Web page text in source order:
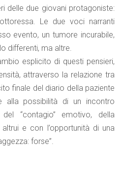
delle due giovani protagoniste:
Le due voci narranti
evento, un tumore incurabile,
differenti, ma altre.
esplicito di questi pensieri,
attraverso la relazione tra
finale del diario della paziente
alla possibilità di un incontro
“contagio” emotivo, della
e con l’opportunità di una
forse”.